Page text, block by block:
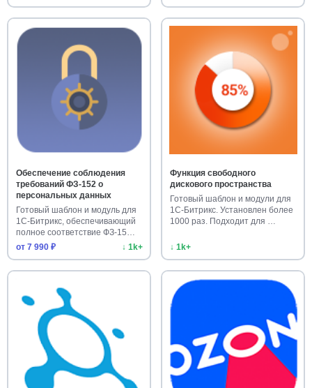
Обеспечение соблюдения
требований ФЗ-152 о
персональных данных
Готовый шаблон и модуль для
1С-Битрикс, обеспечивающий
полное соответствие ФЗ-15…
от 7 990 ₽
↓ 1k+
Функция свободного
дискового пространства
Готовый шаблон и модули для
1С-Битрикс. Установлен более
1000 раз. Подходит для …
↓ 1k+